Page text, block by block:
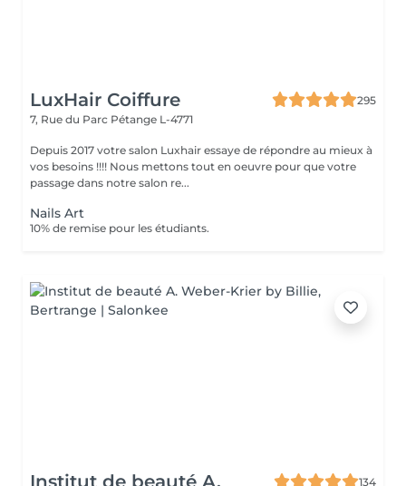
LuxHair Coiffure
295
7, Rue du Parc Pétange L-4771
Depuis 2017 votre salon Luxhair essaye de répondre au mieux à
vos besoins !!!! Nous mettons tout en oeuvre pour que votre
passage dans notre salon re...
Nails Art
10% de remise pour les étudiants.
Institut de beauté A. 134